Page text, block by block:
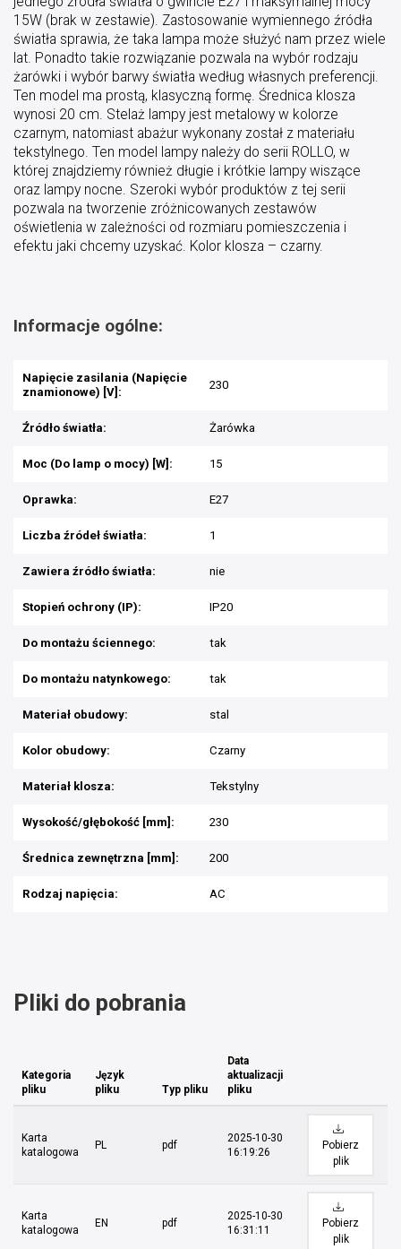
15W (brak w zestawie). Zastosowanie wymiennego źródła
światła sprawia, że taka lampa może służyć nam przez wiele
lat. Ponadto takie rozwiązanie pozwala na wybór rodzaju
żarówki i wybór barwy światła według własnych preferencji.
Ten model ma prostą, klasyczną formę. Średnica klosza
wynosi 20 cm. Stelaż lampy jest metalowy w kolorze
czarnym, natomiast abażur wykonany został z materiału
tekstylnego. Ten model lampy należy do serii ROLLO, w
której znajdziemy również długie i krótkie lampy wiszące
oraz lampy nocne. Szeroki wybór produktów z tej serii
pozwala na tworzenie zróżnicowanych zestawów
oświetlenia w zależności od rozmiaru pomieszczenia i
efektu jaki chcemy uzyskać. Kolor klosza – czarny.
Informacje ogólne:
Napięcie zasilania (Napięcie
znamionowe) [V]:
230
Źródło światła: Żarówka
Moc (Do lamp o mocy) [W]: 15
Oprawka: E27
Liczba źródeł światła: 1
Zawiera źródło światła: nie
Stopień ochrony (IP): IP20
Do montażu ściennego: tak
Do montażu natynkowego: tak
Materiał obudowy: stal
Kolor obudowy: Czarny
Materiał klosza: Tekstylny
Wysokość/głębokość [mm]: 230
Średnica zewnętrzna [mm]: 200
Rodzaj napięcia: AC
Pliki do pobrania
Kategoria
pliku
Język
pliku
Typ pliku
Data
aktualizacji
pliku
Karta
katalogowa
PL pdf
2025-10-30
16:19:26
Pobierz
plik
Karta
katalogowa
EN pdf
2025-10-30
16:31:11
Pobierz
plik